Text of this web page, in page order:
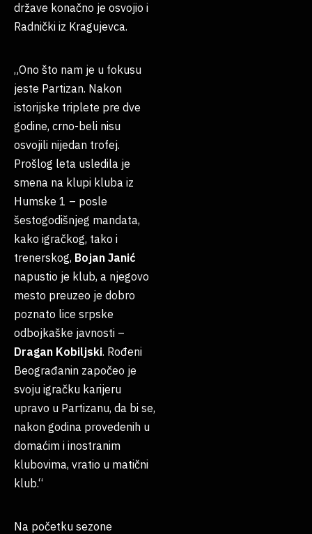
države konačno je osvojio i
Radnički iz Kragujevca.
„Ono što nam je u fokusu
jeste Partizan. Nakon
istorijske triplete pre dve
godine, crno-beli nisu
osvojili nijedan trofej.
Prošlog leta usledila je
smena na klupi kluba iz
Humske 1 – posle
šestogodišnjeg mandata,
kako igračkog, tako i
trenerskog, Bojan Janić
napustio je klub, a njegovo
mesto preuzeo je dobro
poznato lice srpske
odbojkaške javnosti –
Dragan Kobiljski. Rođeni
Beograđanin započeo je
svoju igračku karijeru
upravo u Partizanu, da bi se,
nakon godina provedenih u
domaćim i inostranim
klubovima, vratio u matični
klub.“
Na početku sezone